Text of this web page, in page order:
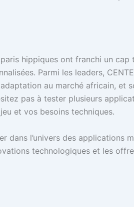
hippiques ont franchi un
Parmi les leaders,
au marché africain, et
pas à tester plusieurs
et vos besoins techniques.
dans l’univers des applications
technologiques et les